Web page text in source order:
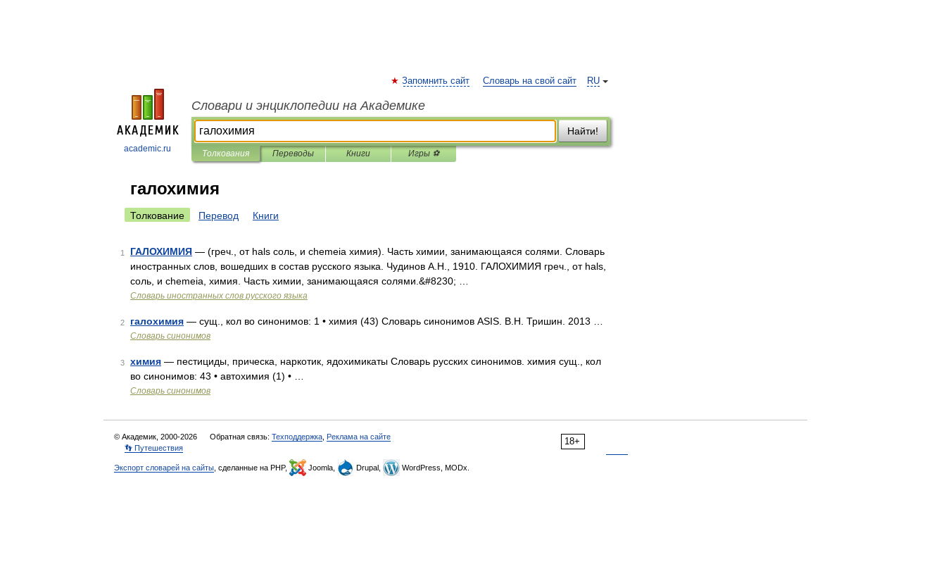
academic.ru
RU
Запомнить сайт Словарь на свой сайт
Словари и энциклопедии на Академике
Найти!
Толкования Переводы Книги Игры ⚽
галохимия
Толкование Перевод Книги
1 ГАЛОХИМИЯ — (греч., от hals соль, и chemeia химия). Часть химии, занимающаяся солями. Словарь
иностранных слов, вошедших в состав русского языка. Чудинов А.Н., 1910. ГАЛОХИМИЯ греч., от hals,
соль, и chemeia, химия. Часть химии, занимающаяся солями.&#8230; …
Словарь иностранных слов русского языка
2 галохимия — сущ., кол во синонимов: 1 • химия (43) Словарь синонимов ASIS. В.Н. Тришин. 2013 …
Словарь синонимов
3 химия — пестициды, прическа, наркотик, ядохимикаты Словарь русских синонимов. химия сущ., кол
во синонимов: 43 • автохимия (1) • …
Словарь синонимов
18+
© Академик, 2000-2026 Обратная связь: Техподдержка Реклама на сайте
👣 Путешествия
Экспорт словарей на сайты , сделанные на PHP, Joomla, Drupal, WordPress, MODx.